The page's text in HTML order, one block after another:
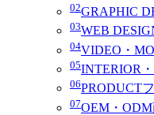
02GRAPHIC
03WEB
04VIDEO・
05INTERIOR
06PRODUCT
07OEM・ODM